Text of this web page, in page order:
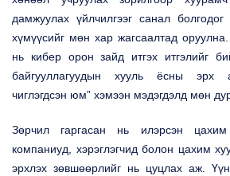
дамжуулах үйлчилгээг санал
хүмүүсийг мөн хар жагсаалтад
нь кибер орон зайд итгэх итгэлийг
байгууллагуудын хууль ёсны эрх
чиглэгдсэн юм” хэмээн мэдэгдэлд мөн
Зөрчил гаргасан нь илэрсэн цахим
компаниуд, хэрэглэгчид болон цахим
эрхлэх зөвшөөрлийг нь цуцлах аж.